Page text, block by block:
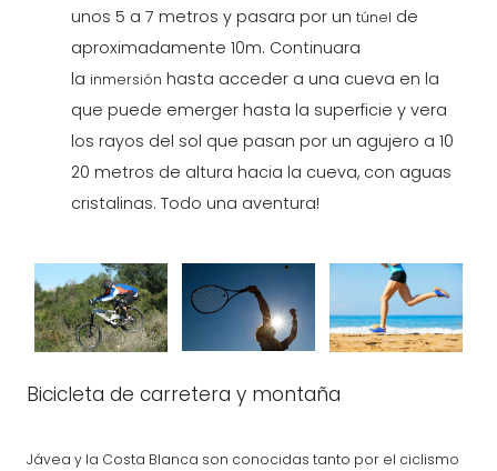
unos 5 a 7 metros y pasara por un túnel de
aproximadamente 10m. Continuara
la inmersión hasta acceder a una cueva en la
que puede emerger hasta la superficie y vera
los rayos del sol que pasan por un agujero a 10
20 metros de altura hacia la cueva, con aguas
cristalinas. Todo una aventura!
Bicicleta de carretera y montaña
Jávea y la Costa Blanca son conocidas tanto por el ciclismo